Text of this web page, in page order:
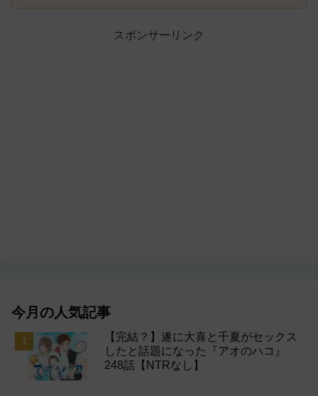
スポンサーリンク
今月の人気記事
【完結？】遂に大喜と千夏がセックス
したと話題になった『アオのハコ』
248話【NTRなし】